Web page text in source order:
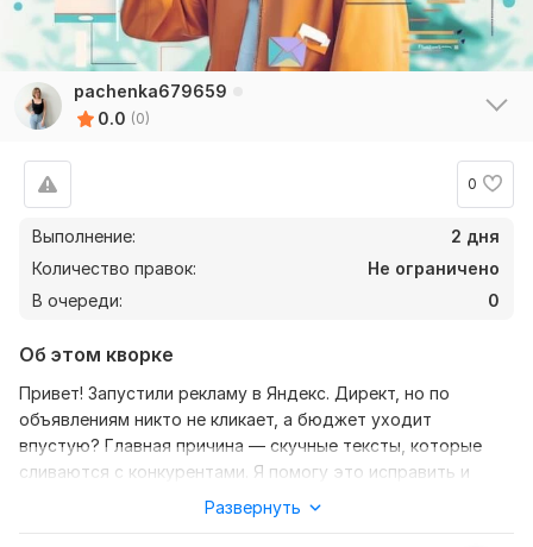
pachenka679659
0.0 (0)
0
Выполнение:
2 дня
Количество правок:
Не ограничено
В очереди:
0
Об этом кворке
Привет! Запустили рекламу в Яндекс. Директ, но по
объявлениям никто не кликает, а бюджет уходит
впустую? Главная причина — скучные тексты, которые
сливаются с конкурентами. Я помогу это исправить и
напишу объявления, мимо которых ваши клиенты точно не
пройдут! Я интернет-маркетолог. Разработаю для вашего
Развернуть